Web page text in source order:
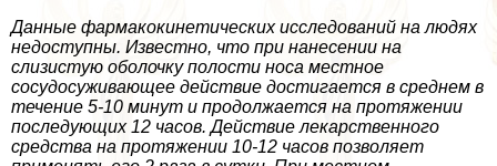
Данные фармакокинетических исследований на людях
недоступны. Известно, что при нанесении на
слизистую оболочку полости носа местное
сосудосуживающее действие достигается в среднем в
течение 5-10 минут и продолжается на протяжении
последующих 12 часов. Действие лекарственного
средства на протяжении 10-12 часов позволяет